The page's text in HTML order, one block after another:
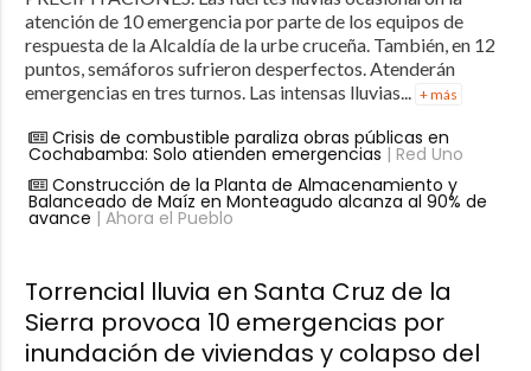
atención de 10 emergencia por parte de los equipos de
respuesta de la Alcaldía de la urbe cruceña. También, en 12
puntos, semáforos sufrieron desperfectos. Atenderán
emergencias en tres turnos. Las intensas lluvias... + más
Crisis de combustible paraliza obras públicas en
Cochabamba: Solo atienden emergencias | Red Uno
Construcción de la Planta de Almacenamiento y
Balanceado de Maíz en Monteagudo alcanza al 90% de
avance | Ahora el Pueblo
Torrencial lluvia en Santa Cruz de la
Sierra provoca 10 emergencias por
inundación de viviendas y colapso del